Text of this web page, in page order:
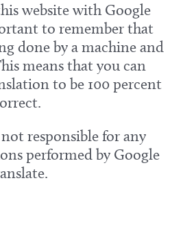
website with Google
to remember that
done by a machine and
means that you can
to be 100 percent
responsible for any
performed by Google